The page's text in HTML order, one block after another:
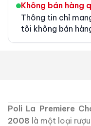
Không bán hàng
Thông tin chỉ
tôi không bán
Poli La Premiere
2008 là một loại